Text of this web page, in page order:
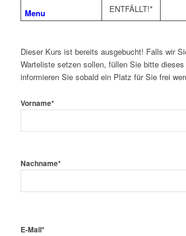
Menu
ENTFÄLLT!*
Dieser Kurs ist bereits ausgebucht! Falls wir
Warteliste setzen sollen, füllen Sie bitte
informieren Sie sobald ein Platz für Sie frei
Vorname*
Nachname*
E-Mail*